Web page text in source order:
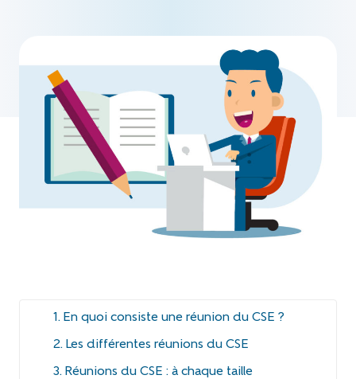
En quoi consiste une réunion du CSE ?
Les différentes réunions du CSE
Réunions du CSE : à chaque taille